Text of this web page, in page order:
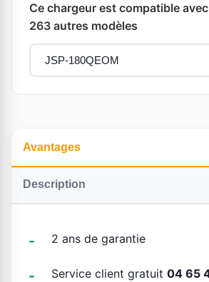
Ce chargeur est compatible
263 autres modèles
Avantages
Description
2 ans de garantie
Service client gratuit 04 65